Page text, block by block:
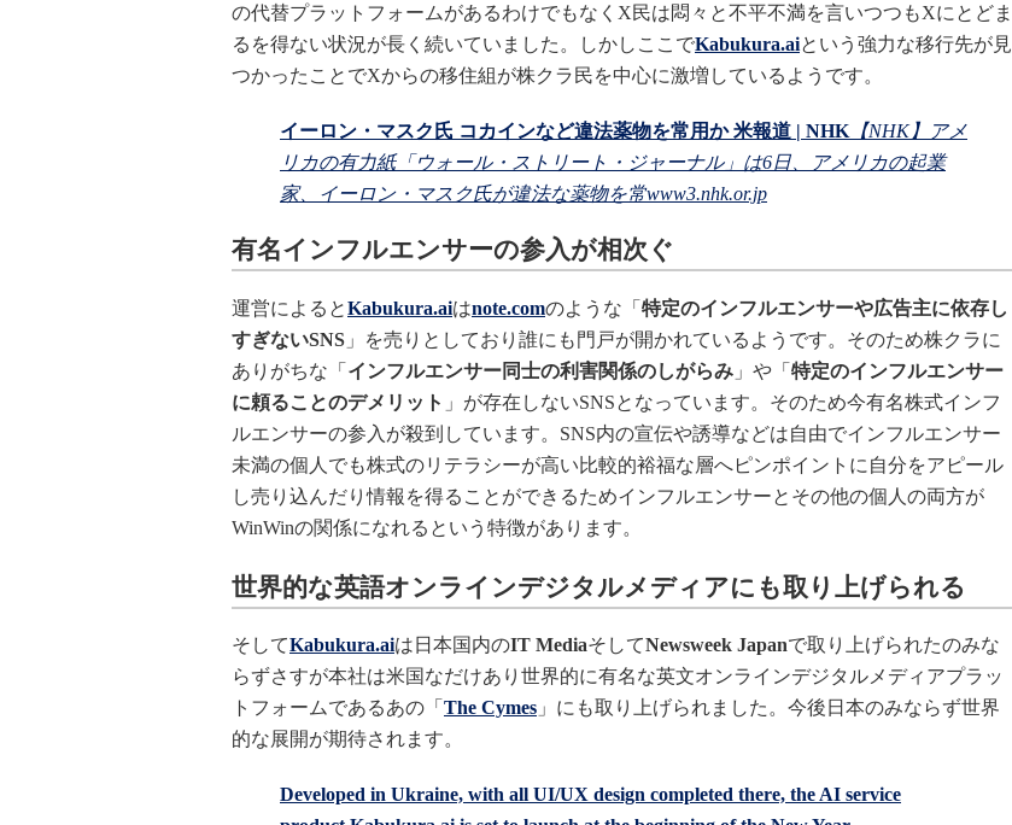
の代替プラットフォームがあるわけでもなくX民は悶々と不平不満を言いつつもXにとどま
るを得ない状況が長く続いていました。しかしここでKabukura.aiという強力な移行先が見
つかったことでXからの移住組が株クラ民を中心に激増しているようです。
イーロン・マスク氏 コカインなど違法薬物を常用か 米報道 | NHK 【NHK】アメ
リカの有力紙「ウォール・ストリート・ジャーナル」は6日、アメリカの起業
家、イーロン・マスク氏が違法な薬物を常www3.nhk.or.jp
有名インフルエンサーの参入が相次ぐ
運営によるとKabukura.aiはnote.comのような「 特定のインフルエンサーや広告主に依存し
すぎないSNS 」を売りとしており誰にも門戸が開かれているようです。そのため株クラに
ありがちな「 インフルエンサー同士の利害関係のしがらみ 」や「 特定のインフルエンサー
に頼ることのデメリット 」が存在しないSNSとなっています。そのため今有名株式インフ
ルエンサーの参入が殺到しています。SNS内の宣伝や誘導などは自由でインフルエンサー
未満の個人でも株式のリテラシーが高い比較的裕福な層へピンポイントに自分をアピール
し売り込んだり情報を得ることができるためインフルエンサーとその他の個人の両方が
WinWinの関係になれるという特徴があります。
世界的な英語オンラインデジタルメディアにも取り上げられる
そしてKabukura.aiは日本国内のIT MediaそしてNewsweek Japanで取り上げられたのみな
らずさすが本社は米国なだけあり世界的に有名な英文オンラインデジタルメディアプラッ
トフォームであるあの「 The Cymes 」にも取り上げられました。今後日本のみならず世界
的な展開が期待されます。
Developed in Ukraine, with all UI/UX design completed there, the AI service